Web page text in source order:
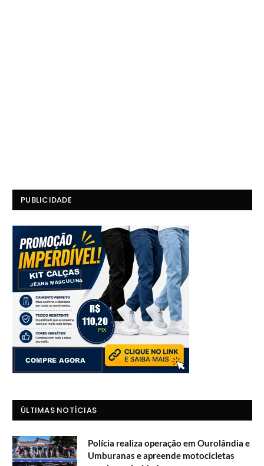
PUBLICIDADE
ÚLTIMAS NOTÍCIAS
Polícia realiza operação em Ourolândia e
Umburanas e apreende motocicletas